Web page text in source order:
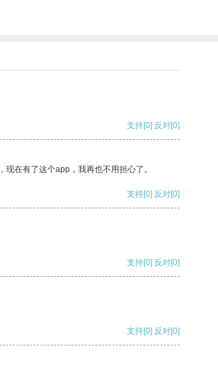
支持[0] 反对[0]
在有了这个app，我再也不用担心了。
支持[0] 反对[0]
支持[0] 反对[0]
支持[0] 反对[0]